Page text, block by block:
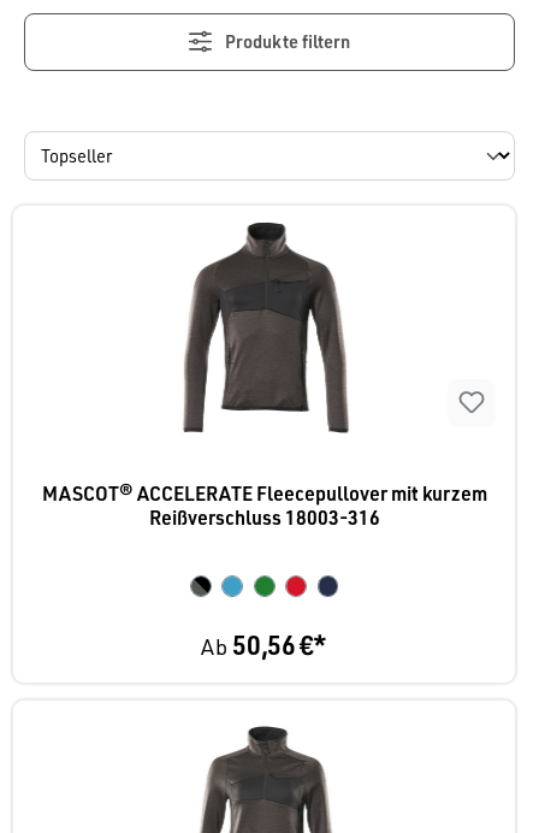
Produkte filtern
MASCOT® ACCELERATE Fleecepullover mit kurzem
Reißverschluss 18003-316
Ab 50,56 €*